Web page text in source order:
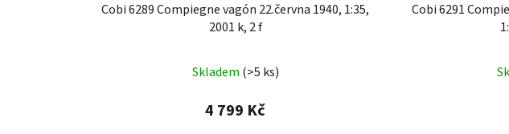
Cobi 6289 Compiegne vagón 22.června 1940, 1:35,
2001 k, 2 f
Skladem (>5 ks)
4 799 Kč
Cobi 6291